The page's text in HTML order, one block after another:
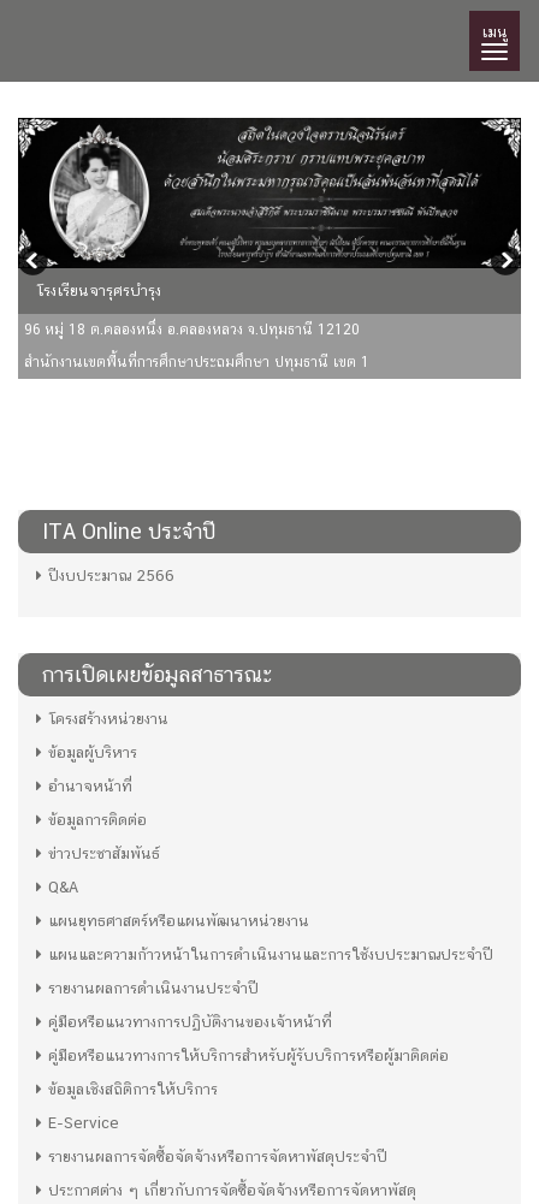
เมนู
โรงเรียนจารุศรบำรุง
96 หมู่ 18 ต.คลองหนึ่ง อ.คลองหลวง จ.ปทุมธานี 12120
สำนักงานเขตพื้นที่การศึกษาประถมศึกษา ปทุมธานี เขต 1
ITA Online ประจำปี
ปีงบประมาณ 2566
การเปิดเผยข้อมูลสาธารณะ
โครงสร้างหน่วยงาน
ข้อมูลผู้บริหาร
อำนาจหน้าที่
ข้อมูลการติดต่อ
ข่าวประชาสัมพันธ์
Q&A
แผนยุทธศาสตร์หรือแผนพัฒนาหน่วยงาน
แผนและความก้าวหน้าในการดำเนินงานและการใช้งบประมาณประจำปี
รายงานผลการดำเนินงานประจำปี
คู่มือหรือแนวทางการปฏิบัติงานของเจ้าหน้าที่
คู่มือหรือแนวทางการให้บริการสำหรับผู้รับบริการหรือผู้มาติดต่อ
ข้อมูลเชิงสถิติการให้บริการ
E-Service
รายงานผลการจัดซื้อจัดจ้างหรือการจัดหาพัสดุประจำปี
ประกาศต่าง ๆ เกี่ยวกับการจัดซื้อจัดจ้างหรือการจัดหาพัสดุ